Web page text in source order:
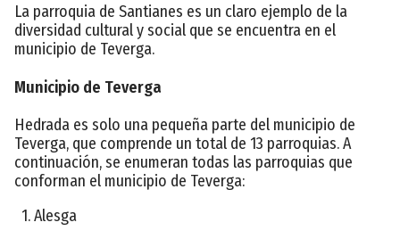
La parroquia de Santianes es un claro ejemplo de la
diversidad cultural y social que se encuentra en el
municipio de Teverga.
Municipio de Teverga
Hedrada es solo una pequeña parte del municipio de
Teverga, que comprende un total de 13 parroquias. A
continuación, se enumeran todas las parroquias que
conforman el municipio de Teverga:
1. Alesga